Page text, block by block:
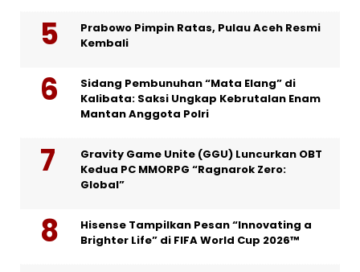
Prabowo Pimpin Ratas, Pulau Aceh Resmi
Kembali
Sidang Pembunuhan “Mata Elang” di
Kalibata: Saksi Ungkap Kebrutalan Enam
Mantan Anggota Polri
Gravity Game Unite (GGU) Luncurkan OBT
Kedua PC MMORPG “Ragnarok Zero:
Global”
Hisense Tampilkan Pesan “Innovating a
Brighter Life” di FIFA World Cup 2026™